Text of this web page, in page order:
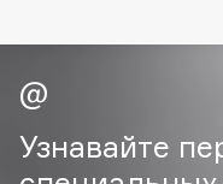
Beverly Hills Polo Club
Bioderma
Узнавайте